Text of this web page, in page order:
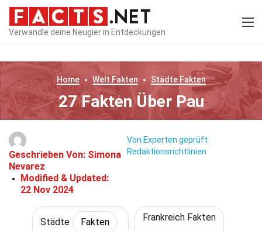
Verwandle deine Neugier in Entdeckungen
Home Welt Fakten StädteFakten
27 Fakten Über Pau
Geschrieben Von: Simona
Nevarez
Modified & Updated:
22 Nov 2024
Von Experten geprüft
Redaktionsrichtlinien
Städte Fakten Frankreich Fakten